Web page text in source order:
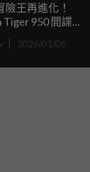
險王再進化！
Tiger 950 間諜照
後雷達、動力升
2026/01/06